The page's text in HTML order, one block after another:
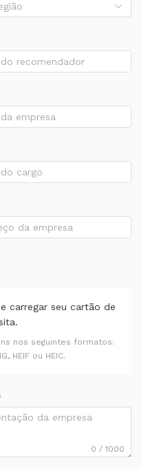
carregar seu cartão de
nos seguintes formatos:
HEIF ou HEIC.
0 / 1000